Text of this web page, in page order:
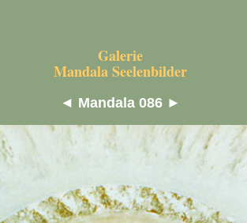
Galerie
Mandala Seelenbilder
◄ Mandala 086 ►